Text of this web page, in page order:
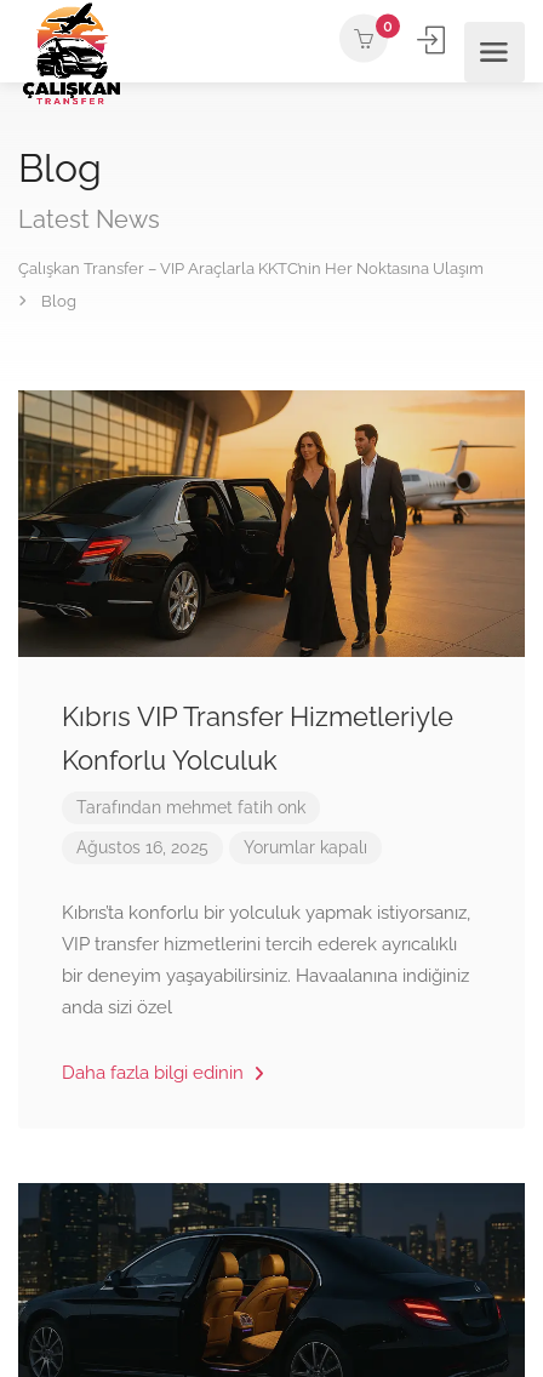
0
Blog
Latest News
Çalışkan Transfer – VIP Araçlarla KKTC’nin Her Noktasına Ulaşım
Blog
Kıbrıs VIP Transfer Hizmetleriyle
Konforlu Yolculuk
Tarafından mehmet fatih onk
Ağustos 16, 2025 Yorumlar kapalı
Kıbrıs’ta konforlu bir yolculuk yapmak istiyorsanız,
VIP transfer hizmetlerini tercih ederek ayrıcalıklı
bir deneyim yaşayabilirsiniz. Havaalanına indiğiniz
anda sizi özel
Daha fazla bilgi edinin